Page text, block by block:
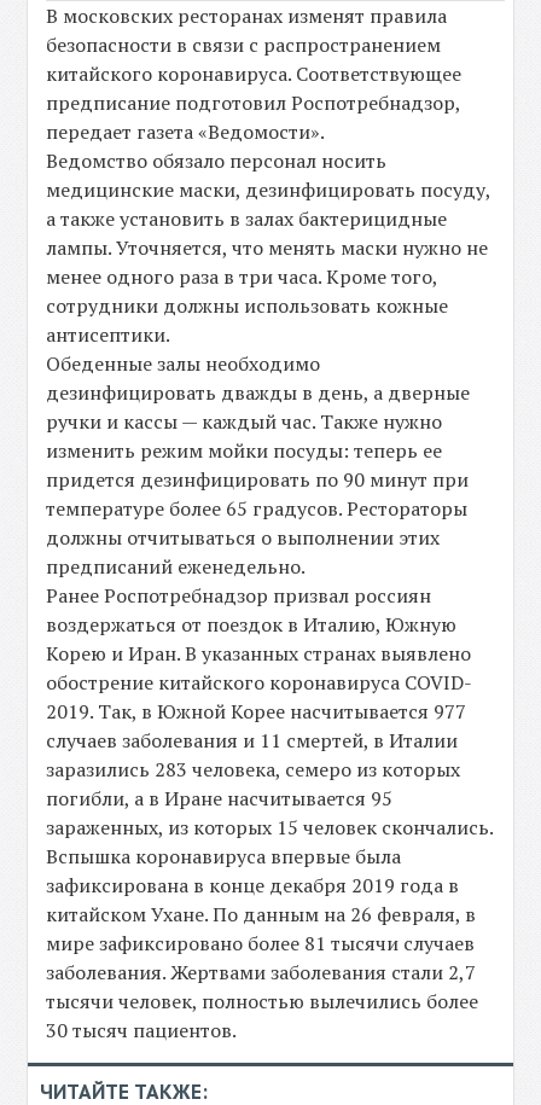
В московских ресторанах изменят правила
безопасности в связи с распространением
китайского коронавируса. Соответствующее
предписание подготовил Роспотребнадзор,
передает газета «Ведомости».
Ведомство обязало персонал носить
медицинские маски, дезинфицировать посуду,
а также установить в залах бактерицидные
лампы. Уточняется, что менять маски нужно не
менее одного раза в три часа. Кроме того,
сотрудники должны использовать кожные
антисептики.
Обеденные залы необходимо
дезинфицировать дважды в день, а дверные
ручки и кассы — каждый час. Также нужно
изменить режим мойки посуды: теперь ее
придется дезинфицировать по 90 минут при
температуре более 65 градусов. Рестораторы
должны отчитываться о выполнении этих
предписаний еженедельно.
Ранее Роспотребнадзор призвал россиян
воздержаться от поездок в Италию, Южную
Корею и Иран. В указанных странах выявлено
обострение китайского коронавируса COVID-
2019. Так, в Южной Корее насчитывается 977
случаев заболевания и 11 смертей, в Италии
заразились 283 человека, семеро из которых
погибли, а в Иране насчитывается 95
зараженных, из которых 15 человек скончались.
Вспышка коронавируса впервые была
зафиксирована в конце декабря 2019 года в
китайском Ухане. По данным на 26 февраля, в
мире зафиксировано более 81 тысячи случаев
заболевания. Жертвами заболевания стали 2,7
тысячи человек, полностью вылечились более
30 тысяч пациентов.
ЧИТАЙТЕ ТАКЖЕ: